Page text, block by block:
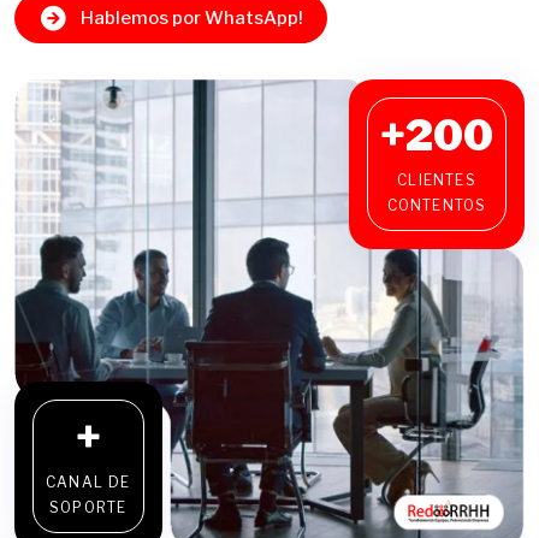
Hablemos por WhatsApp!
+200
CLIENTES
CONTENTOS
+
CANAL DE
SOPORTE